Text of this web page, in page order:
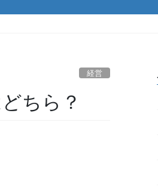
経営
ちら？